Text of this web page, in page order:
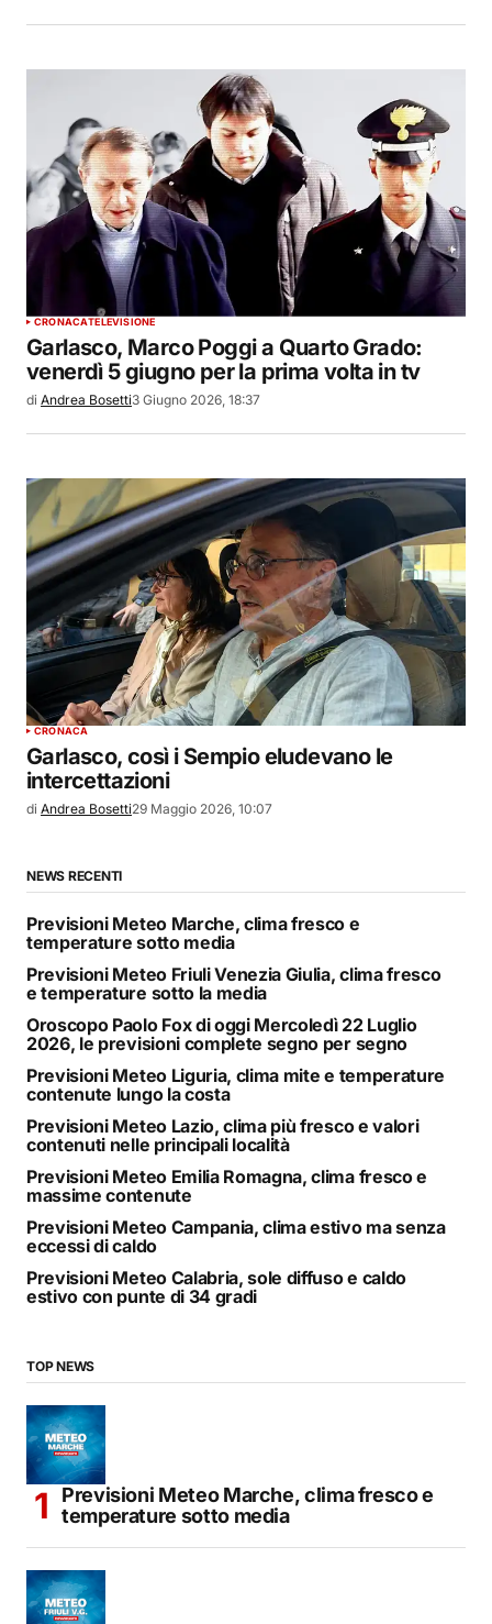
CRONACATELEVISIONE
Garlasco, Marco Poggi a Quarto Grado:
venerdì 5 giugno per la prima volta in tv
di Andrea Bosetti3 Giugno 2026, 18:37
CRONACA
Garlasco, così i Sempio eludevano le
intercettazioni
di Andrea Bosetti29 Maggio 2026, 10:07
NEWS RECENTI
Previsioni Meteo Marche, clima fresco e
temperature sotto media
Previsioni Meteo Friuli Venezia Giulia, clima fresco
e temperature sotto la media
Oroscopo Paolo Fox di oggi Mercoledì 22 Luglio
2026, le previsioni complete segno per segno
Previsioni Meteo Liguria, clima mite e temperature
contenute lungo la costa
Previsioni Meteo Lazio, clima più fresco e valori
contenuti nelle principali località
Previsioni Meteo Emilia Romagna, clima fresco e
massime contenute
Previsioni Meteo Campania, clima estivo ma senza
eccessi di caldo
Previsioni Meteo Calabria, sole diffuso e caldo
estivo con punte di 34 gradi
TOP NEWS
Previsioni Meteo Marche, clima fresco e
temperature sotto media